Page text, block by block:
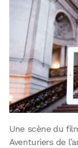
Une scène du
Aventuriers de